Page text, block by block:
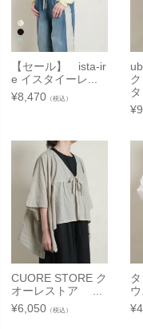
【セール】 ista-ir
e イスタイーレ...
¥8,470 （税込）
タ
¥
CUORE STORE ク
オーレストア ...
¥6,050 （税込）
¥